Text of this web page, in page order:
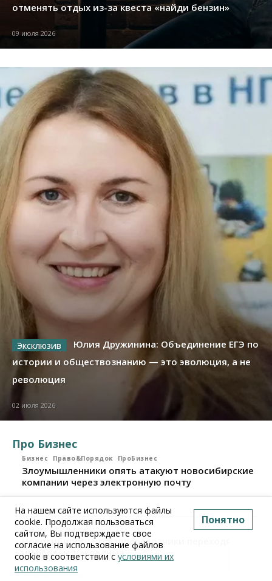
отменять отдых из-за квеста «найди бензин»
09 июля 2026
Юлия Дружинина: Объединение ЕГЭ по
истории и обществознанию — это эволюция, а не
революция
02 июля 2026
Про Бизнес
Бизнес Право&Порядок ПроБизнес
Злоумышленники опять атакуют новосибирские
компании через электронную почту
Бизнес ПроБизнес
Новосибирские грузоперевозчики переходят на
цифровые накладные
28 июля 2026, 11:00
На нашем сайте используются файлы
cookie. Продолжая пользоваться
сайтом, Вы подтверждаете свое
согласие на использование файлов
cookie в соответствии с условиями их
использования
Понятно